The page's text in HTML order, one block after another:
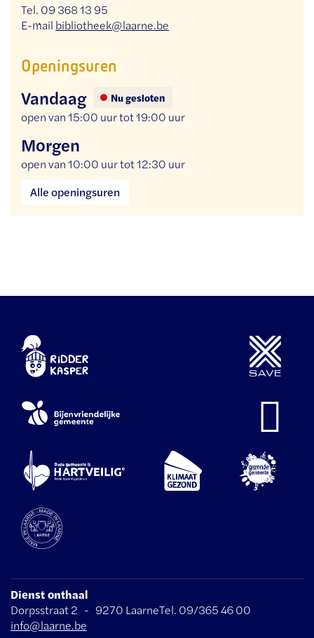
Tel. 09 368 13 95
E-
bibliotheek@laarne.be
Openingsuren
Vandaag Nu gesloten
open van15:00 uurtot19:00 uur
Morgen
open van10:00 uurtot12:30 uur
Alle openingsurenGemeentelijke
Dienst onthaal
Adres
Dorpsstraat 2 - 9270 Laarne
Tel. 09/365 46 00
E-
mail
info@laarne.be